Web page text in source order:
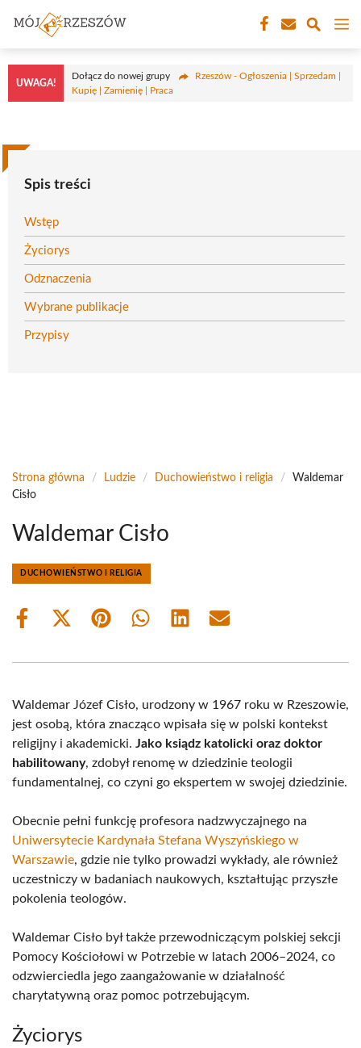
treści
UWAGA!
Dołącz do nowej grupy
Rzeszów - Ogłoszenia | Sprzedam |
Kupię | Zamienię | Praca
Spis treści
Wstęp
Życiorys
Odznaczenia
Wybrane publikacje
Przypisy
Strona główna / Ludzie / Duchowieństwo i religia /
Waldemar
Cisło
Waldemar Cisło
DUCHOWIEŃSTWO I RELIGIA
Share
Share
(Twitter)
Share Share Share Share
Waldemar Józef Cisło, urodzony w 1967 roku w Rzeszowie,
jest osobą, która znacząco wpisała się w polski kontekst
religijny i akademicki. Jako ksiądz katolicki oraz doktor
habilitowany, zdobył renomę w dziedzinie teologii
fundamentalnej, co czyni go ekspertem w swojej dziedzinie.
Obecnie pełni funkcję profesora nadzwyczajnego na
Uniwersytecie Kardynała Stefana Wyszyńskiego w
Warszawie, gdzie nie tylko prowadzi wykłady, ale również
uczestniczy w badaniach naukowych, kształtując przyszłe
pokolenia teologów.
Waldemar Cisło był także przewodniczącym polskiej sekcji
Pomocy Kościołowi w Potrzebie w latach 2006–2024, co
odzwierciedla jego zaangażowanie w działalność
charytatywną oraz pomoc potrzebującym.
Życiorys